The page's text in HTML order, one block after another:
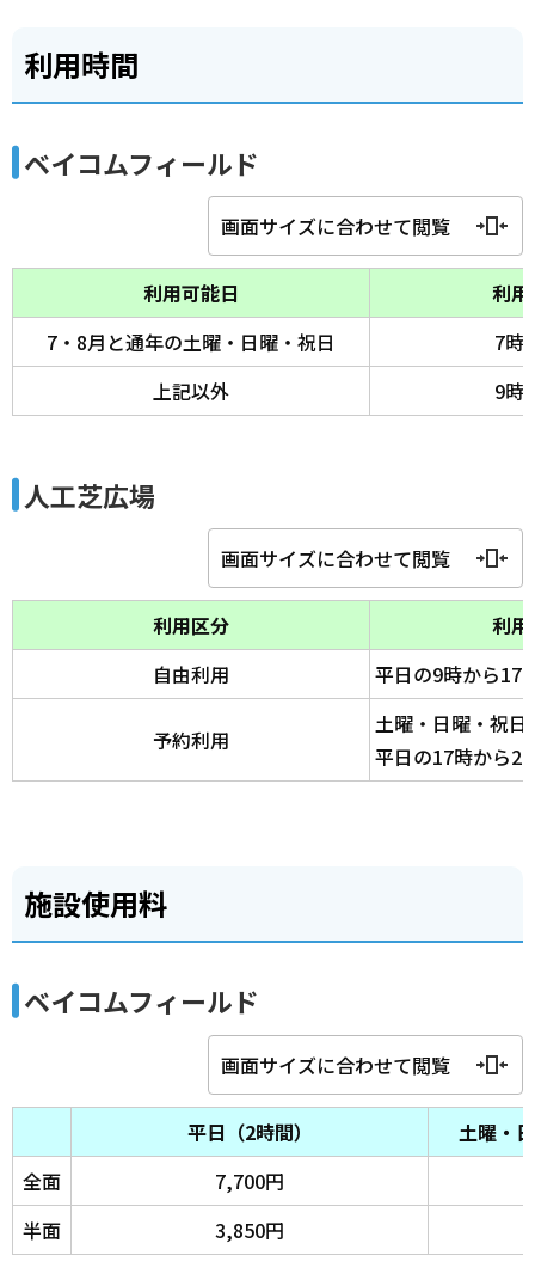
利用時間
ベイコムフィールド
画面サイズに合わせて閲覧
利用可能日
利
7・8月と通年の土曜・日曜・祝日
7時
上記以外
9時
人工芝広場
画面サイズに合わせて閲覧
利用区分
利
自由利用
平日の9時から17
予約利用
土曜・日曜・祝
平日の17時から
施設使用料
ベイコムフィールド
画面サイズに合わせて閲覧
平日（2時間）
土曜・
全面
7,700円
半面
3,850円